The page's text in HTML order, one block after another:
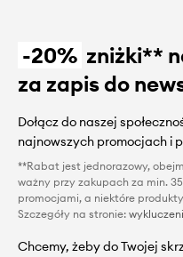
-20% zniżki**
za zapis do
Dołącz do naszej
najnowszych promocjach i
**Rabat jest jednorazowy,
ważny przy zakupach za min.
promocjami, a niektóre
Szczegóły na stronie:
Chcemy, żeby do Twojej